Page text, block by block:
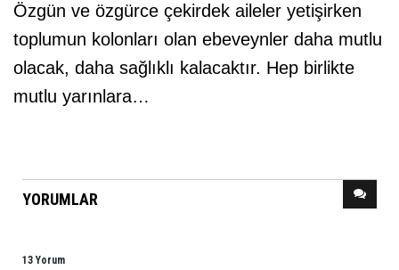
Özgün ve özgürce çekirdek aileler yetişirken
toplumun kolonları olan ebeveynler daha mutlu
olacak, daha sağlıklı kalacaktır. Hep birlikte
mutlu yarınlara…
YORUMLAR
13 Yorum